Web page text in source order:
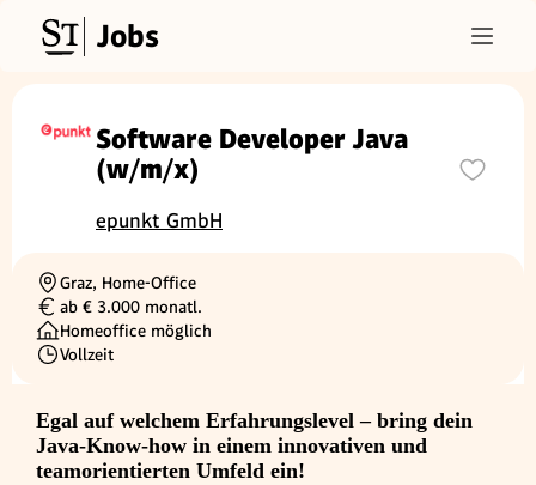
Jobs
Software Developer Java
(w/m/x)
epunkt GmbH
Ortschaft
Graz, Home-Office
Gehalt
ab € 3.000 monatl.
Homeoffice möglich
Beschäftigungsart
Vollzeit
Egal auf welchem Erfahrungslevel – bring dein
Java-Know-how in einem innovativen und
teamorientierten Umfeld ein!